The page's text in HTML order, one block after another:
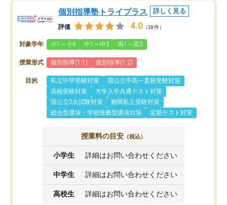
個別指導塾トライプラス 詳しく見る
評価 4.0 （28件）
対象学年 小1～小6 中1～中3 高1～高3
授業形式 個別指導(1:1) 個別指導(1:2)
目的 私立中学受験対策
国公立中高一貫校受験対策
高校受験対策
大学入学共通テスト対策
国公立2次試験対策
難関私立受験対策
総合型選抜・学校推薦型選抜対策
定期テスト対策
授業料の目安 （税込）
小学生 詳細はお問い合わせください
中学生 詳細はお問い合わせください
高校生 詳細はお問い合わせください